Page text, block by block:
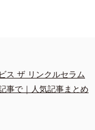
ス ザ リンクルセラム
事で｜人気記事まとめ